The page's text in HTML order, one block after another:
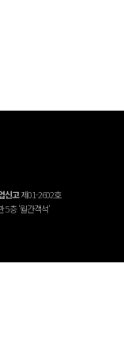
신고제01-2602호
5층 '월간객석'